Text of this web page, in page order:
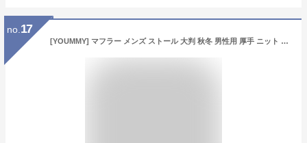
no. 17
[YOUMMY] マフラー メンズ ストール 大判 秋冬 男性用 厚手 ニット 防寒 暖かい ブロックチェック 男女兼用 ビジネス マフラー バイク ゴルフ 釣りキャンプ 冬用 誕生日 クリスマスプレゼント (ブラック)